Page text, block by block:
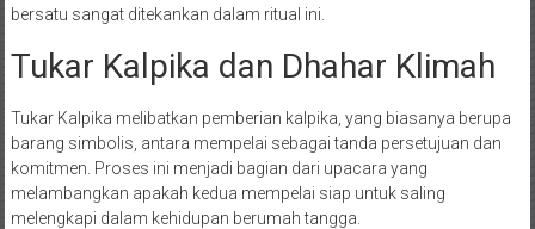
bersatu sangat ditekankan dalam ritual ini.
Tukar Kalpika dan Dhahar Klimah
Tukar Kalpika melibatkan pemberian kalpika, yang biasanya berupa
barang simbolis, antara mempelai sebagai tanda persetujuan dan
komitmen. Proses ini menjadi bagian dari upacara yang
melambangkan apakah kedua mempelai siap untuk saling
melengkapi dalam kehidupan berumah tangga.